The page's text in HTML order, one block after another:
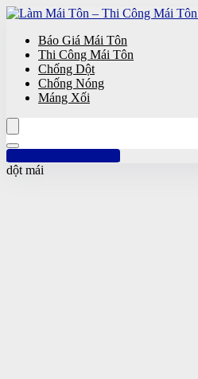
Báo Giá Mái Tôn
Thi Công Mái Tôn
Chống Dột
Chống Nóng
Máng Xối
Hotline: 0961 894 472
dột mái